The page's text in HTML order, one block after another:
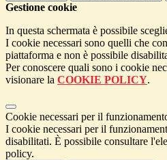
Gestione cookie
In questa schermata è possibile
I cookie necessari sono quelli che
piattaforma e non è possibile
Per conoscere quali sono i cookie
visionare la COOKIE POLICY.
Cookie necessari per il
I cookie necessari per il
disabilitati. È possibile consultare
policy.